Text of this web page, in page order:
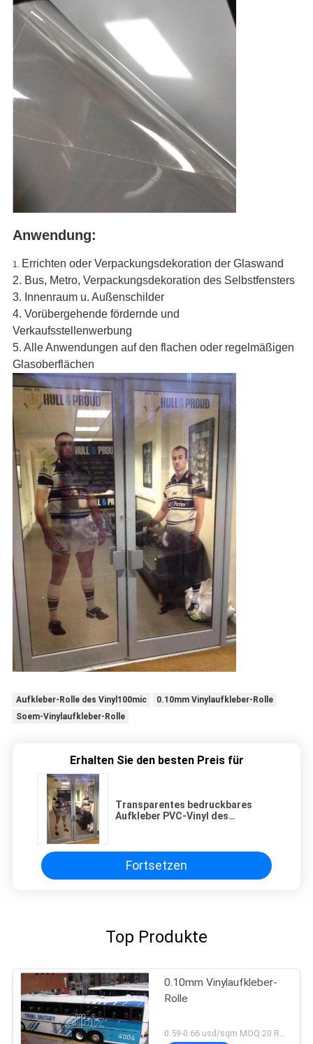
Anwendung:
1. Errichten oder Verpackungsdekoration der Glaswand
2. Bus, Metro, Verpackungsdekoration des Selbstfensters
3. Innenraum u. Außenschilder
4. Vorübergehende fördernde und
Verkaufsstellenwerbung
5. Alle Anwendungen auf den flachen oder regelmäßigen
Glasoberflächen
Aufkleber-Rolle des Vinyl100mic
0.10mm Vinylaufkleber-Rolle
Soem-Vinylaufkleber-Rolle
Erhalten Sie den besten Preis für
Transparentes bedruckbares
Aufkleber PVC-Vinyl des
Fortsetzen
Top Produkte
0.10mm Vinylaufkleber-
Rolle
0.59-0.66 usd/sqm MOQ:20 Rolls